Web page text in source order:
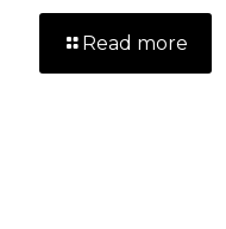
Read more